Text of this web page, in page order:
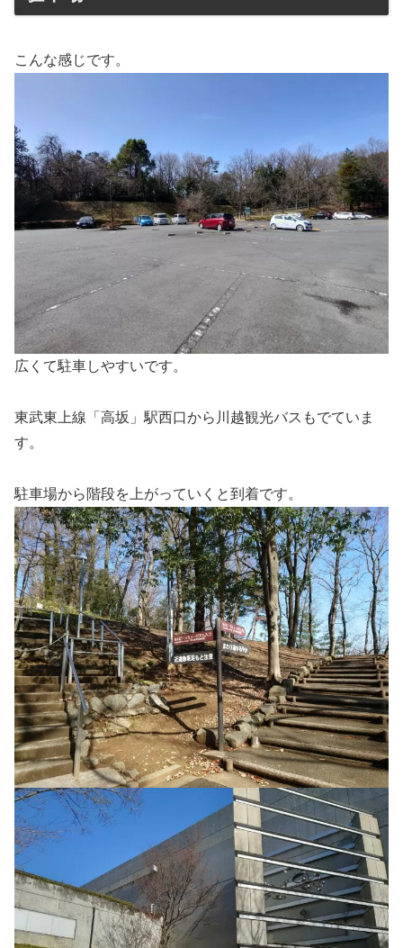
こんな感じです。
広くて駐車しやすいです。
東武東上線「高坂」駅西口から川越観光バスもでていま
す。
駐車場から階段を上がっていくと到着です。